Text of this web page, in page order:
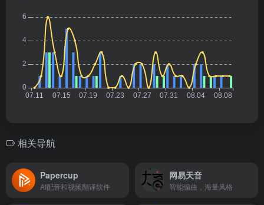
相关导航
Papercup
AI配音和视频翻译软件
网易天音
智能编曲，海量风格